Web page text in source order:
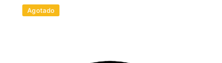
Agotado